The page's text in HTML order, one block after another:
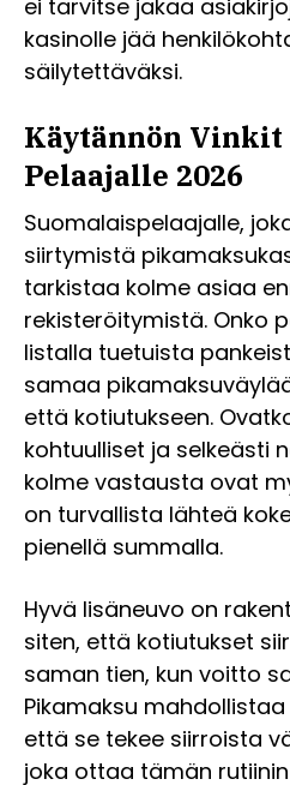
ei tarvitse jakaa
kasinolle jää
säilytettäväksi.
Käytännön Vinkit
Pelaajalle 2026
Suomalaispelaajalle,
siirtymistä
tarkistaa kolme asiaa
rekisteröitymistä. Onko
listalla tuetuista
samaa
että kotiutukseen.
kohtuulliset ja selkeästi
kolme vastausta ovat
on turvallista lähteä
pienellä summalla.
Hyvä lisäneuvo on
siten, että kotiutukset
saman tien, kun voitto
Pikamaksu
että se tekee siirroista
joka ottaa tämän